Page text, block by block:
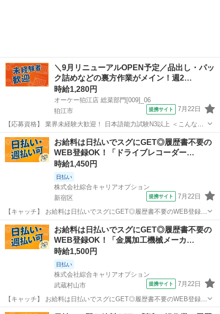
＼9月リニューアルOPEN予定／品出し・パッ
ク詰めなどの裏方作業がメイン！週2…
時給1,280円
オーケー狛江店 総菜部門[009]_06
狛江市
提携サイト 7月22日
【応募資格】 業界未経験大歓迎！ 日本語能力試験N3以上 ＜こんな方
にオススメです＞ ■午前に家事などを済ませて、午後から働きたい方
■仕事帰りに夕飯の買い物なども済ませたい方 ■今回新設の部門でオー
プニングに挑戦したい方...
東京 狛江市 その他
お給料は日払いでスグにGET◎履歴書不要の
WEB登録OK！「ドライブレコーダー…
時給1,450円
日払い
株式会社綜合キャリアオプション
新宿区
提携サイト 7月22日
【キャッチ】 お給料は日払いでスグにGET◎履歴書不要のWEB登録
OK！「ドライブレコーダーの訪問設置」高時給1450円！東京都新宿区
周辺！20代～40代のスタッフが多数活躍中★ 【コメント】 弊社なら
事前の職場見学が多数...
東京 新宿区 その他
お給料は日払いでスグにGET◎履歴書不要の
WEB登録OK！「金属加工機械メーカ…
時給1,500円
日払い
株式会社綜合キャリアオプション
武蔵村山市
提携サイト 7月22日
【キャッチ】 お給料は日払いでスグにGET◎履歴書不要のWEB登録
OK！「金属加工機械メーカーのルート営業」高時給1500円！昭島周
東京 武蔵村山市 その他